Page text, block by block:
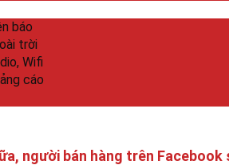
báo
trời
Wifi
cáo
người bán hàng trên Facebook